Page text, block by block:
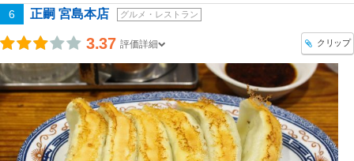
6 正嗣 宮島本店 グルメ・レストラン
3.37 評価詳細 クリップ